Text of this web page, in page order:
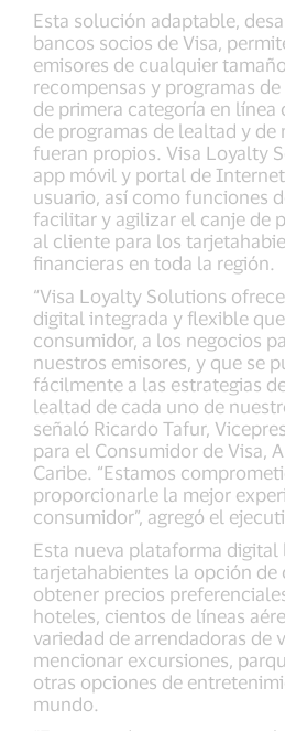
Esta solución adaptable,
bancos socios de Visa,
emisores de cualquier
recompensas y programas
de primera categoría en línea
de programas de lealtad y de
fueran propios. Visa Loyalty
app móvil y portal de
usuario, así como funciones
facilitar y agilizar el canje de
al cliente para los
financieras en toda la región.
“Visa Loyalty Solutions
digital integrada y flexible
consumidor, a los negocios
nuestros emisores, y que se
fácilmente a las estrategias
lealtad de cada uno de
señaló Ricardo Tafur,
para el Consumidor de Visa,
Caribe. “Estamos
proporcionarle la mejor
consumidor”, agregó el
Esta nueva plataforma digital
tarjetahabientes la opción de
obtener precios
hoteles, cientos de líneas
variedad de arrendadoras de
mencionar excursiones,
otras opciones de
mundo.